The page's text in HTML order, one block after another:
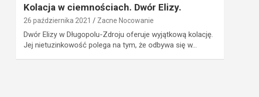
Kolacja w ciemnościach. Dwór Elizy.
26 października 2021 Zacne Nocowanie
Dwór Elizy w Długopolu-Zdroju oferuje wyjątkową kolację.
Jej nietuzinkowość polega na tym, że odbywa się w…